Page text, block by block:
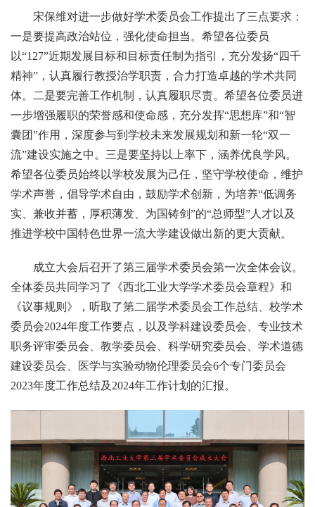
宋保维对进一步做好学术委员会工作提出了三点要求：
一是要提高政治站位，强化使命担当。希望各位委员
以“127”近期发展目标和目标责任制为指引，充分发扬“四千
精神”，认真履行教授治学职责，合力打造卓越的学术共同
体。二是要完善工作机制，认真履职尽责。希望各位委员进
一步增强履职的荣誉感和使命感，充分发挥“思想库”和“智
囊团”作用，深度参与到学校未来发展规划和新一轮“双一
流”建设实施之中。三是要坚持以上率下，涵养优良学风。
希望各位委员始终以学校发展为己任，坚守学校使命，维护
学术声誉，倡导学术自由，鼓励学术创新，为培养“低调务
实、兼收并蓄，厚积薄发、为国铸剑”的“总师型”人才以及
推进学校中国特色世界一流大学建设做出新的更大贡献。
成立大会后召开了第三届学术委员会第一次全体会议。
全体委员共同学习了《西北工业大学学术委员会章程》和
《议事规则》，听取了第二届学术委员会工作总结、校学术
委员会2024年度工作要点，以及学科建设委员会、专业技术
职务评审委员会、教学委员会、科学研究委员会、学术道德
建设委员会、医学与实验动物伦理委员会6个专门委员会
2023年度工作总结及2024年工作计划的汇报。